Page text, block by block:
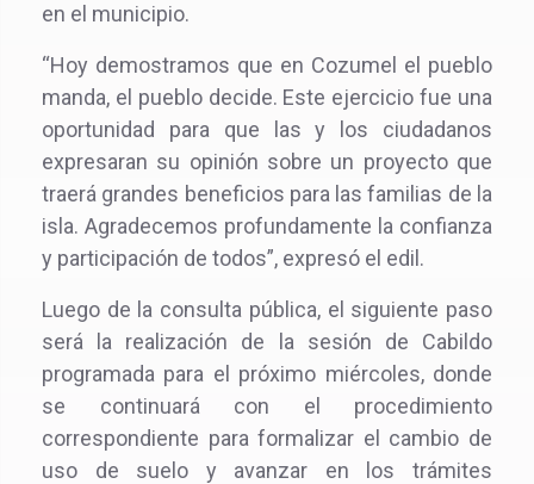
en el municipio.
“Hoy demostramos que en Cozumel el pueblo
manda, el pueblo decide. Este ejercicio fue una
oportunidad para que las y los ciudadanos
expresaran su opinión sobre un proyecto que
traerá grandes beneficios para las familias de la
isla. Agradecemos profundamente la confianza
y participación de todos”, expresó el edil.
Luego de la consulta pública, el siguiente paso
será la realización de la sesión de Cabildo
programada para el próximo miércoles, donde
se continuará con el procedimiento
correspondiente para formalizar el cambio de
uso de suelo y avanzar en los trámites